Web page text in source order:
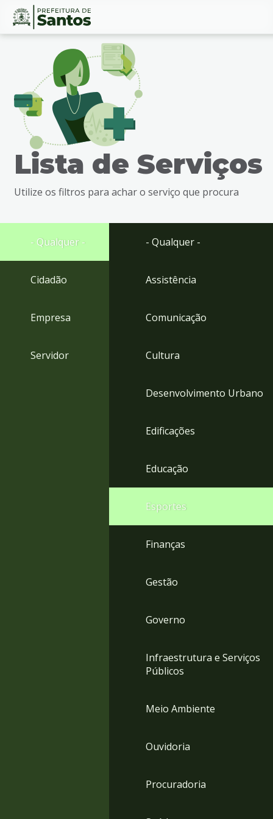
Ir
busca
Ir
rodapé
Conteúdo
Lista de Serviços
Utilize os filtros para achar o serviço que procura
- Qualquer -
Cidadão
Empresa
Servidor
- Qualquer -
Assistência
Comunicação
Cultura
Desenvolvimento Urbano
Edificações
Educação
Esportes
Finanças
Gestão
Governo
Infraestrutura e Serviços
Públicos
Meio Ambiente
Ouvidoria
Procuradoria